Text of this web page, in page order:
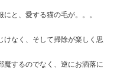
と、愛する猫の毛が。。。
けなく、そして掃除が楽しく思
魔するのでなく、逆にお洒落に